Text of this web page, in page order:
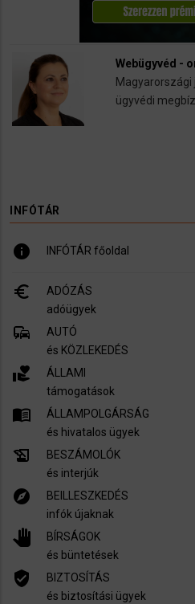
Webügyvéd -
Magyarországi
ügyvédi
INFÓTÁR
info INFÓTÁR főoldal
euro_symbol
ADÓZÁS
adóügyek
commute
AUTÓ
és KÖZLEKEDÉS
volunteer_activism
ÁLLAMI
támogatások
menu_book
ÁLLAMPOLGÁRSÁG
és hivatalos ügyek
history_edu
BESZÁMOLÓK
és interjúk
explore
BEILLESZKEDÉS
infók újaknak
pan_tool
BÍRSÁGOK
és büntetések
verified_user
BIZTOSÍTÁS
és biztosítási ügyek